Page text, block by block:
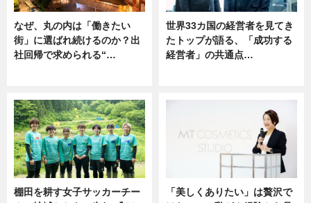
なぜ、丸の内は「働きたい
街」に選ばれ続けるのか？出
社回帰で求められる“…
世界33カ国の経営者を見てき
たトップが語る、「成功する
経営者」の共通点…
棚田を耕す女子サッカーチー
「美しくありたい」は贅沢で